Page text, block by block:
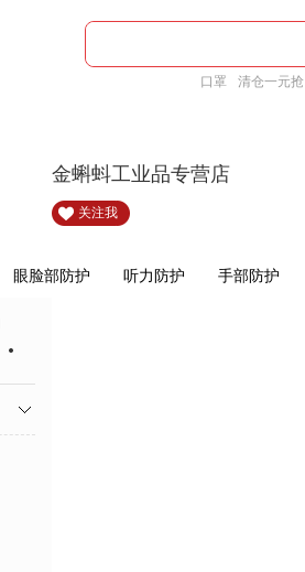
口罩 清仓一元抢
金蝌蚪工业品专营店
关注我
眼脸部防护 听力防护 手部防护